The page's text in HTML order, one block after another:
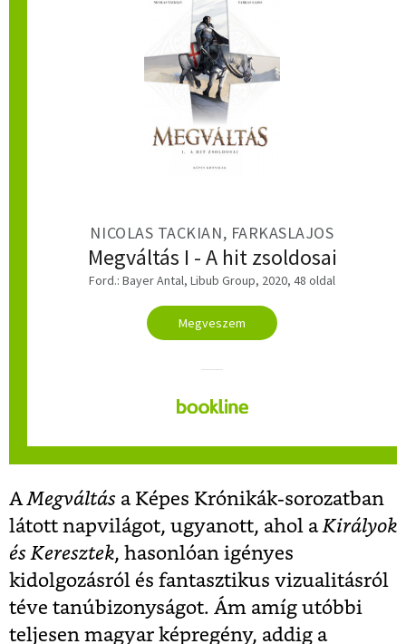
NICOLAS TACKIAN, FARKASLAJOS
Megváltás I - A hit zsoldosai
Ford.: Bayer Antal, Libub Group, 2020, 48 oldal
Megveszem
AMegváltás a Képes Krónikák-sorozatban
látott napvilágot, ugyanott, ahol aKirályok
és Keresztek, hasonlóan igényes
kidolgozásról és fantasztikus vizualitásról
téve tanúbizonyságot. Ám amíg utóbbi
teljesen magyar képregény, addig a